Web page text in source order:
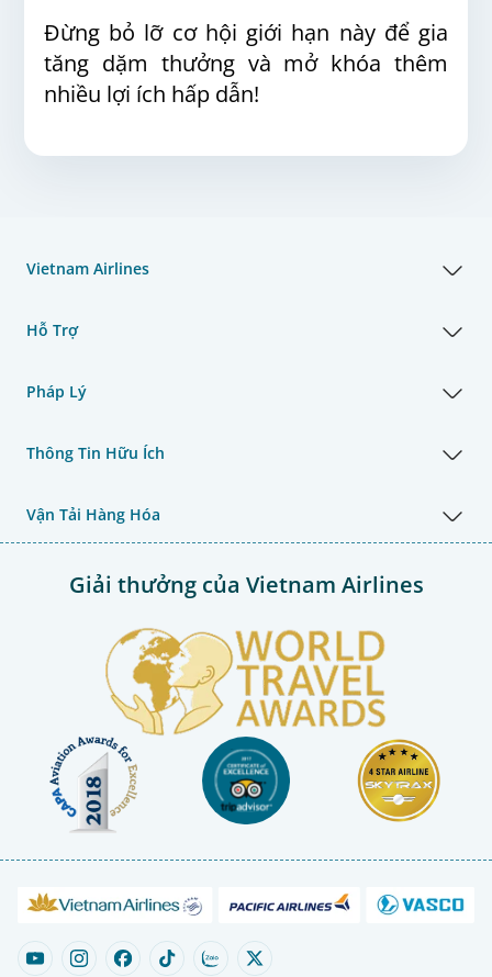
Đừng bỏ lỡ cơ hội giới hạn này để gia
tăng dặm thưởng và mở khóa thêm
nhiều lợi ích hấp dẫn!
Vietnam Airlines
Hỗ Trợ
Pháp Lý
Thông Tin Hữu Ích
Vận Tải Hàng Hóa
Giải thưởng của Vietnam Airlines